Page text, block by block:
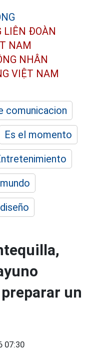
LIÊN ĐOÀN
NAM
NHÂN
VIỆT NAM
comunicacion
Es el momento
un
07:30